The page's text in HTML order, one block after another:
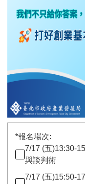
*報名場次:
7/17 (五)13:30-
與談判術
7/17 (五)15:50-